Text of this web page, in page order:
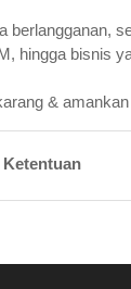
berlangganan,
hingga bisnis
&